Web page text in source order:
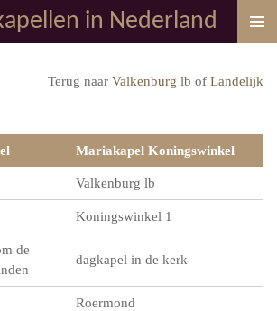
in Nederland
Terug naar Valkenburg lb of Landelijk
Mariakapel Koningswinkel
Valkenburg lb
Koningswinkel 1
de
dagkapel in de kerk
Roermond